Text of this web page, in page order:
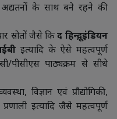
के साथ बने रहने की
स्रोतों जैसे किद हिन्दू, इंडियन
इत्यादि के ऐसे महत्वपूर्ण
पीसीएस पाठ्यक्रम से सीधे
विज्ञान एवं प्रौद्योगिकी,
इत्यादि जैसे महत्वपूर्ण